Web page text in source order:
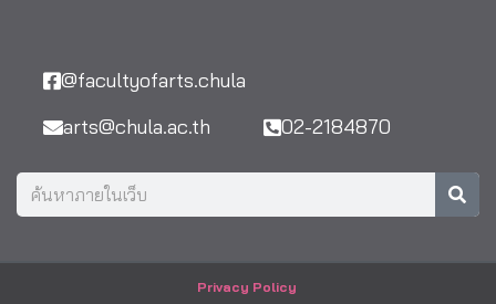
@facultyofarts.chula
arts@chula.ac.th
02-2184870
Search
Privacy Policy